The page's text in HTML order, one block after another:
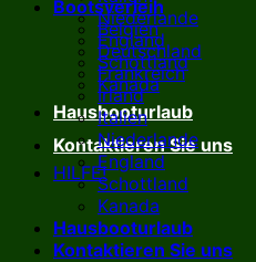
Niederlande
England
Schottland
Kanada
Hausbooturlaub
Kontaktieren Sie uns
HILFE!
Bootsverleih
Belgien
Deutschland
Frankreich
Irland
Italien
Niederlande
England
Schottland
Kanada
Hausbooturlaub
Kontaktieren Sie uns